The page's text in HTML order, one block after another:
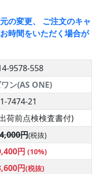
の変更、 ご注文のキャ
時間をいただく場合が
9578-558
ン(AS ONE)
1-7474-21
荷前点検検査書付)
円(税抜)
円 (10%)
円(税抜)